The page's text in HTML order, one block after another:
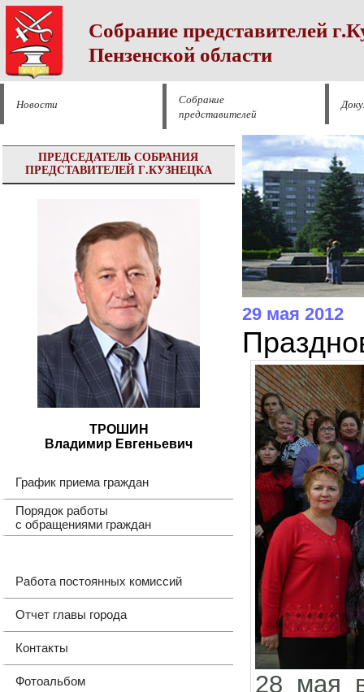
Собрание представителей
Пензенской области
Новости
Собрание
представителей
ПРЕДСЕДАТЕЛЬ СОБРАНИЯ
ПРЕДСТАВИТЕЛЕЙ Г.КУЗНЕЦКА
ТРОШИН
Владимир Евгеньевич
График приема граждан
Порядок работы
с обращениями граждан
Работа постоянных комиссий
Отчет главы города
Контакты
Фотоальбом
29 мая 2012
28 мая в